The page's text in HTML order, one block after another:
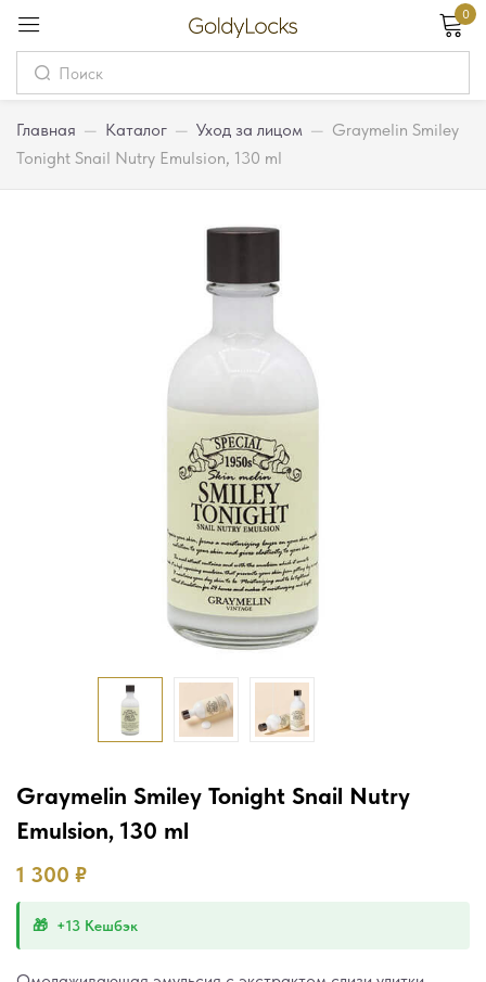
0
Главная — Каталог — Уход за лицом — Graymelin Smiley
Tonight Snail Nutry Emulsion, 130 ml
Graymelin Smiley Tonight Snail Nutry
Emulsion, 130 ml
1 300 ₽
+13 Кешбэк
Вход
Password